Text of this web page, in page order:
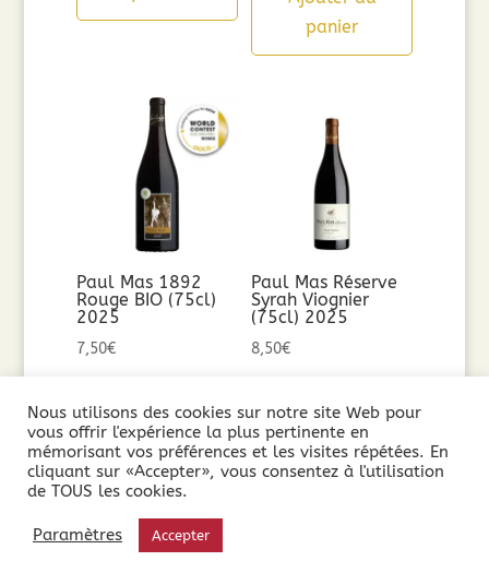
panier
Paul Mas 1892
Rouge BIO (75cl)
2025
7,50€
Ajouter au
panier
Paul Mas Réserve
Syrah Viognier
(75cl) 2025
8,50€
Ajouter au
panier
Nous utilisons des cookies sur notre site Web pour
vous offrir l'expérience la plus pertinente en
mémorisant vos préférences et les visites répétées. En
cliquant sur «Accepter», vous consentez à l'utilisation
de TOUS les cookies.
Paramètres Accepter